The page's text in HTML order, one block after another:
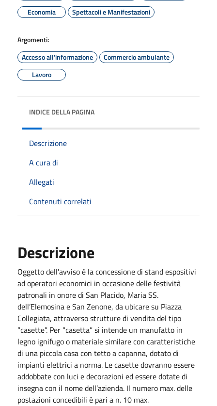
Economia
Spettacoli e Manifestazioni
Argomenti:
Accesso all'informazione
Commercio ambulante
Lavoro
INDICE DELLA PAGINA
Descrizione
A cura di
Allegati
Contenuti correlati
Descrizione
Oggetto dell'avviso è la concessione di stand espositivi
ad operatori economici in occasione delle festività
patronali in onore di San Placido, Maria SS.
dell’Elemosina e San Zenone, da ubicare su Piazza
Collegiata, attraverso strutture di vendita del tipo
“casette”. Per “casetta” si intende un manufatto in
legno ignifugo o materiale similare con caratteristiche
di una piccola casa con tetto a capanna, dotato di
impianti elettrici a norma. Le casette dovranno essere
addobbate con luci e decorazioni ed essere dotate di
insegna con il nome dell’azienda. Il numero max. delle
postazioni concedibili è pari a n. 10 max.